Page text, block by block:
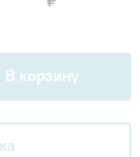
В корзину